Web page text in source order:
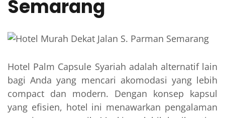
Semarang
Hotel Palm Capsule Syariah adalah alternatif lain
bagi Anda yang mencari akomodasi yang lebih
compact dan modern. Dengan konsep kapsul
yang efisien, hotel ini menawarkan pengalaman